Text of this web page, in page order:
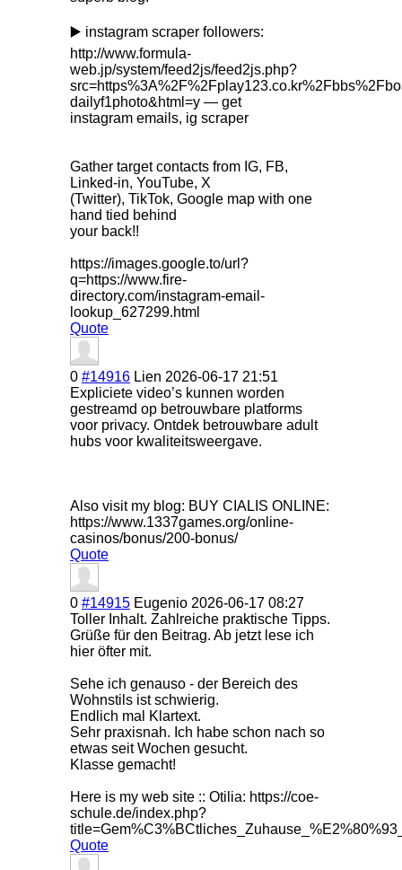
▶️ instagram scraper followers:
http://www.formula-
web.jp/system/feed2js/feed2js.php?
dailyf1photo&html=y — get
instagram emails, ig scraper
Gather target contacts from IG, FB,
Linked-in, YouTube, X
(Twitter), TikTok, Google map with one
hand tied behind
your back!!
https://images.google.to/url?
q=https://www.fire-
directory.com/instagram-email-
lookup_627299.html
Quote
0 #14916 Lien 2026-06-17 21:51
Expliciete video’s kunnen worden
gestreamd op betrouwbare platforms
voor privacy. Ontdek betrouwbare adult
hubs voor kwaliteitsweergave.
Also visit my blog: BUY CIALIS ONLINE:
https://www.1337games.org/online-
casinos/bonus/200-bonus/
Quote
0 #14915 Eugenio 2026-06-17 08:27
Toller Inhalt. Zahlreiche praktische Tipps.
Grüße für den Beitrag. Ab jetzt lese ich
hier öfter mit.
Sehe ich genauso - der Bereich des
Wohnstils ist schwierig.
Endlich mal Klartext.
Sehr praxisnah. Ich habe schon nach so
etwas seit Wochen gesucht.
Klasse gemacht!
Here is my web site :: Otilia: https://coe-
schule.de/index.php?
Quote